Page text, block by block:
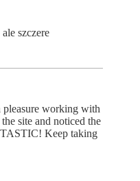
szczere
working with
site and noticed the
Keep taking